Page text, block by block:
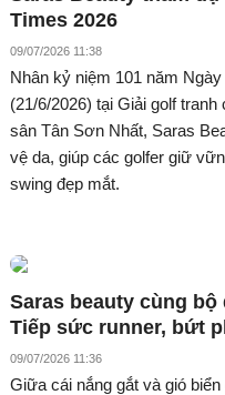
Times 2026
09/07/2026 11:38
Nhân kỷ niệm 101 năm
(21/6/2026) tại Giải golf
sân Tân Sơn Nhất, Saras
vệ da, giúp các golfer giữ
swing đẹp mắt.
Saras beauty cùng bộ
Tiếp sức runner, bứt
09/07/2026 11:36
Giữa cái nắng gắt và gió